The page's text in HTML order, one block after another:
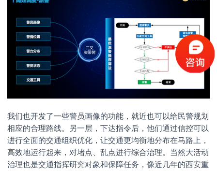
我们也开发了一些警员画像的功能，就近也可以给民警规划
相应的合理路线。另一层，下达指令后，他们通过信控可以
进行全面的交通组织优化，让交通更均衡地分布在马路上，
高效地运行起来，对堵点、乱点进行综合治理。当然大活动
治理也是交通指挥研究对象和保障任务，像近几年的西安重